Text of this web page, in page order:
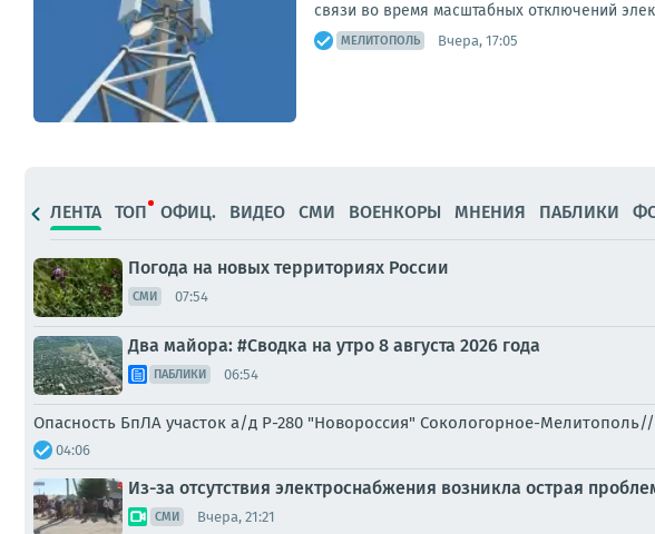
связи во время масштабных отключений
МЕЛИТОПОЛЬ Вчера, 17:05
ЛЕНТА ТОП ОФИЦ. ВИДЕО СМИ ВОЕНКОРЫ МНЕНИЯ ПАБЛИКИ
Погода на новых территориях России
СМИ 07:54
Два майора: #Сводка на утро 8 августа 2026 года
ПАБЛИКИ 06:54
Опасность БпЛА участок а/д Р-280 "Новороссия" Сокологорное-Мелитополь//
04:06
Из-за отсутствия электроснабжения возникла острая
СМИ Вчера, 21:21